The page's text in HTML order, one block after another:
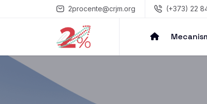
2procente@crjm.org (+373) 22